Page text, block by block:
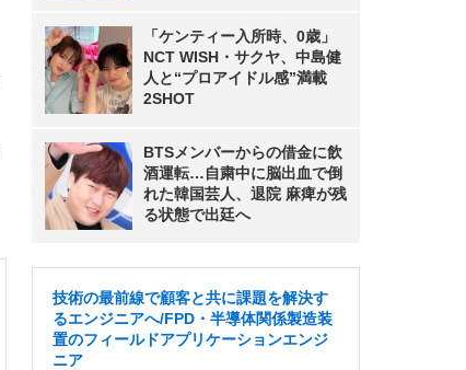
「ケンティー入所時、0歳」
NCT WISH・サクヤ、中島健
人と“プロアイドル感”満載
2SHOT
BTSメンバーからの借金に飲
酒運転…自粛中に脳出血で倒
れた韓国芸人、退院 麻痺が残
る状態で出廷へ
技術の最前線で顧客と共に課題を解決す
るエンジニアへ/FPD・半導体関係製造装
置のフィールドアプリケーションエンジ
ニア